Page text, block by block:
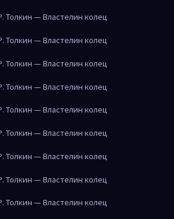
Толкин — Властелин колец
Толкин — Властелин колец
Толкин — Властелин колец
Толкин — Властелин колец
Толкин — Властелин колец
Толкин — Властелин колец
Толкин — Властелин колец
Толкин — Властелин колец
Толкин — Властелин колец